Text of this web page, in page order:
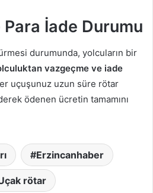
Para İade Durumu
durumunda, yolcuların bir
vazgeçme ve iade
uçuşunuz uzun süre rötar
ödenen ücretin tamamını
Erzincanhaber
rötar